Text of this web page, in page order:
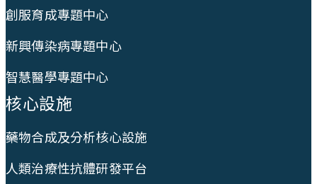
創服育成專題中心
新興傳染病專題中心
智慧醫學專題中心
核心設施
藥物合成及分析核心設施
人類治療性抗體研發平台